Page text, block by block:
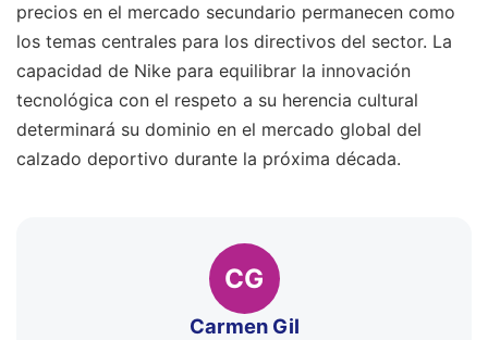
precios en el mercado secundario permanecen como
los temas centrales para los directivos del sector. La
capacidad de Nike para equilibrar la innovación
tecnológica con el respeto a su herencia cultural
determinará su dominio en el mercado global del
calzado deportivo durante la próxima década.
CG
Carmen Gil